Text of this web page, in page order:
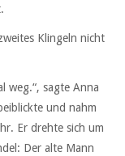
Klingeln nicht
sagte Anna
und nahm
Er drehte sich um
Der alte Mann